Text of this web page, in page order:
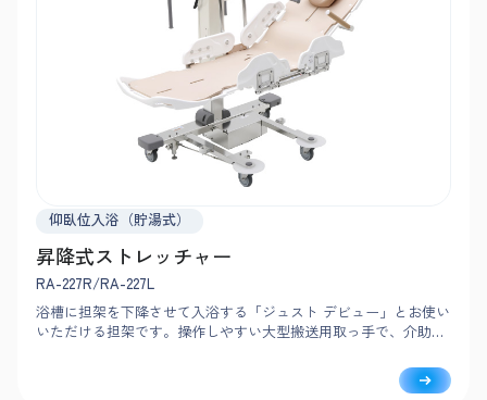
仰臥位入浴（貯湯式）
昇降式ストレッチャー
RA-227R/RA-227L
浴槽に担架を下降させて入浴する「ジュスト デビュー」とお使い
いただける担架です。操作しやすい大型搬送用取っ手で、介助者